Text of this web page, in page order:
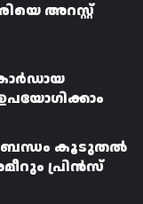
അറസ്റ്റ്
ബന്ധം കൂടുതൽ
പ്രിൻസ്